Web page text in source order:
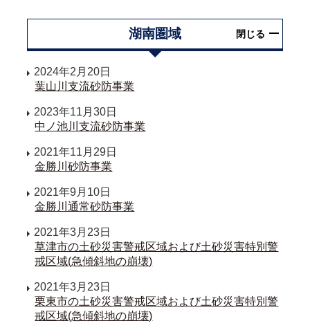
湖南圏域 閉じる
2024年2月20日
葉山川支流砂防事業
2023年11月30日
中ノ池川支流砂防事業
2021年11月29日
金勝川砂防事業
2021年9月10日
金勝川通常砂防事業
2021年3月23日
草津市の土砂災害警戒区域および土砂災害特別警
戒区域(急傾斜地の崩壊)
2021年3月23日
栗東市の土砂災害警戒区域および土砂災害特別警
戒区域(急傾斜地の崩壊)